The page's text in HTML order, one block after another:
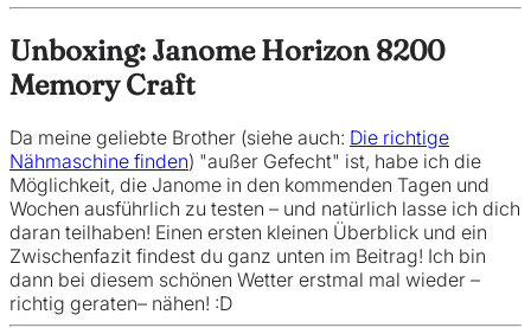
Unboxing: Janome Horizon 8200
Memory Craft
Da meine geliebte Brother (siehe auch: Die richtige
Nähmaschine finden) "außer Gefecht" ist, habe ich die
Möglichkeit, die Janome in den kommenden Tagen und
Wochen ausführlich zu testen – und natürlich lasse ich dich
daran teilhaben! Einen ersten kleinen Überblick und ein
Zwischenfazit findest du ganz unten im Beitrag! Ich bin
dann bei diesem schönen Wetter erstmal mal wieder –
richtig geraten– nähen! :D